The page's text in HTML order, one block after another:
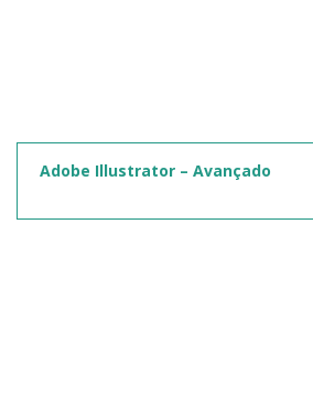
Adobe Illustrator – Avançado